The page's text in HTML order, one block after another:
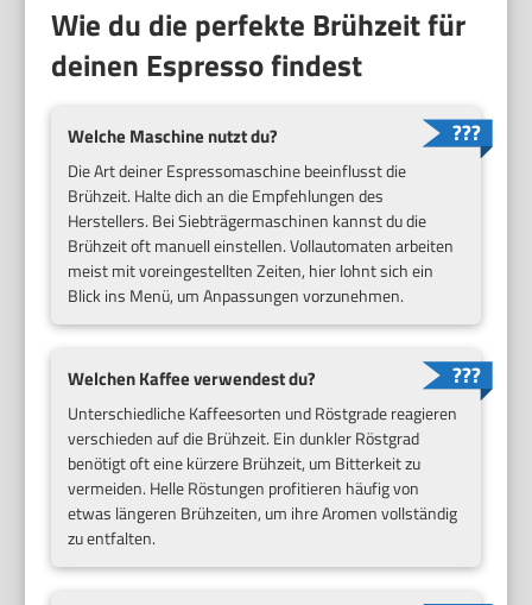
Wie du die perfekte Brühzeit für
deinen Espresso findest
Welche Maschine nutzt du?
Die Art deiner Espressomaschine beeinflusst die
Brühzeit. Halte dich an die Empfehlungen des
Herstellers. Bei Siebträgermaschinen kannst du die
Brühzeit oft manuell einstellen. Vollautomaten arbeiten
meist mit voreingestellten Zeiten, hier lohnt sich ein
Blick ins Menü, um Anpassungen vorzunehmen.
Welchen Kaffee verwendest du?
Unterschiedliche Kaffeesorten und Röstgrade reagieren
verschieden auf die Brühzeit. Ein dunkler Röstgrad
benötigt oft eine kürzere Brühzeit, um Bitterkeit zu
vermeiden. Helle Röstungen profitieren häufig von
etwas längeren Brühzeiten, um ihre Aromen vollständig
zu entfalten.